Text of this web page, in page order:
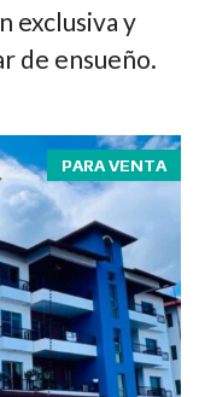
exclusiva y
de ensueño.
PARA VENTA